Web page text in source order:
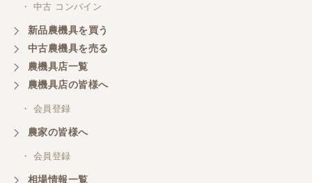
・ 中古 コンバイン
新品農機具を買う
中古農機具を売る
農機具店一覧
農機具店の皆様へ
・ 会員登録
農家の皆様へ
・ 会員登録
相場情報一覧